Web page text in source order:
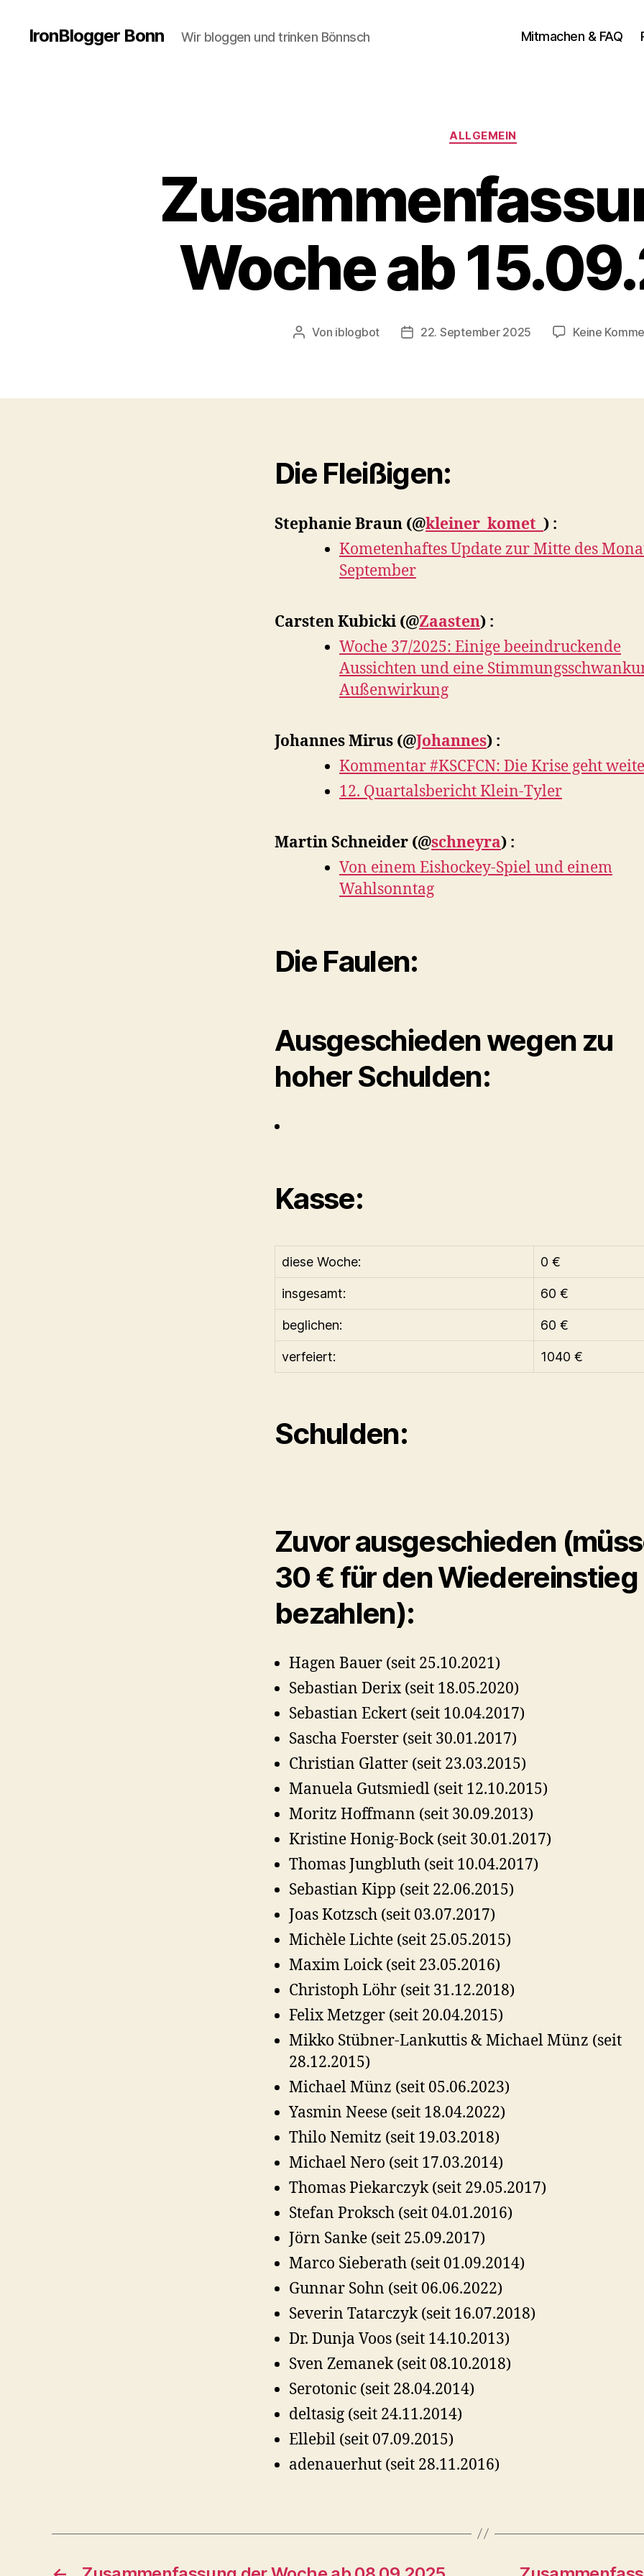
IronBlogger Bonn Wir bloggen und trinken Bönnsch Mitmachen & FAQ
Kategorien
ALLGEMEIN
Woche ab
Beitragsautor
Von iblogbot Veröffentlichungsdatum
22. September 2025 Keine
Die Fleißigen:
Stephanie Braun (@kleiner_komet_ ) :
Kometenhaftes Update zur Mitte des
September
Carsten Kubicki (@Zaasten) :
Woche 37/2025: Einige beeindruckende
Aussichten und eine
Außenwirkung
Johannes Mirus (@Johannes) :
Kommentar #KSCFCN: Die Krise geht
12. Quartalsbericht Klein-Tyler
Martin Schneider (@schneyra) :
Von einem Eishockey-Spiel und einem
Wahlsonntag
Die Faulen:
Ausgeschieden wegen zu
hoher Schulden:
Kasse:
diese Woche: 0 €
insgesamt: 60 €
beglichen: 60 €
verfeiert: 1040 €
Schulden:
Zuvor ausgeschieden
30 € für den Wiedereinstieg
bezahlen):
Hagen Bauer (seit 25.10.2021)
Sebastian Derix (seit 18.05.2020)
Sebastian Eckert (seit 10.04.2017)
Sascha Foerster (seit 30.01.2017)
Christian Glatter (seit 23.03.2015)
Manuela Gutsmiedl (seit 12.10.2015)
Moritz Hoffmann (seit 30.09.2013)
Kristine Honig-Bock (seit 30.01.2017)
Thomas Jungbluth (seit 10.04.2017)
Sebastian Kipp (seit 22.06.2015)
Joas Kotzsch (seit 03.07.2017)
Michèle Lichte (seit 25.05.2015)
Maxim Loick (seit 23.05.2016)
Christoph Löhr (seit 31.12.2018)
Felix Metzger (seit 20.04.2015)
Mikko Stübner-Lankuttis & Michael Münz (seit
28.12.2015)
Michael Münz (seit 05.06.2023)
Yasmin Neese (seit 18.04.2022)
Thilo Nemitz (seit 19.03.2018)
Michael Nero (seit 17.03.2014)
Thomas Piekarczyk (seit 29.05.2017)
Stefan Proksch (seit 04.01.2016)
Jörn Sanke (seit 25.09.2017)
Marco Sieberath (seit 01.09.2014)
Gunnar Sohn (seit 06.06.2022)
Severin Tatarczyk (seit 16.07.2018)
Dr. Dunja Voos (seit 14.10.2013)
Sven Zemanek (seit 08.10.2018)
Serotonic (seit 28.04.2014)
deltasig (seit 24.11.2014)
Ellebil (seit 07.09.2015)
adenauerhut (seit 28.11.2016)